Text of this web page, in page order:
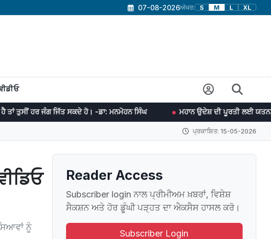
07-08-2026ਅੱਖਰ: S M L XL
ਸਕਦੇ ਹੋ। -ਡਾ: ਮਨਮੋਹਨ ਸਿੰਘ ਮਹਾਨ ਉਦੇਸ਼ ਦੀ ਪੂਰਤੀ ਲਈ ਯਤਨਸ਼ੀਲ ਰਹਿਣ ਵਿਚ ਹੀ
ਪ੍ਰਕਾਸ਼ਿਤ: 15-05-2026
ਨੂੰ
Reader Access
Subscriber login ਨਾਲ ਪ੍ਰੀਮੀਅਮ ਖ਼ਬਰਾਂ, ਵਿਸ਼ੇਸ਼
ਸੈਕਸ਼ਨ ਅਤੇ ਹੋਰ ਡੂੰਘੀ ਪੜ੍ਹਤ ਦਾ ਐਕਸੈਸ ਹਾਸਲ ਕਰੋ।
Subscriber Login